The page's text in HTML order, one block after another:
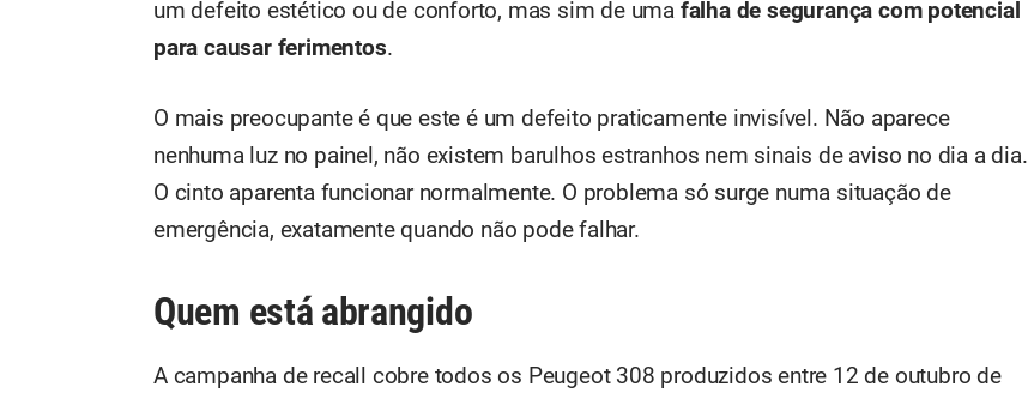
um defeito estético ou de conforto, mas sim de uma falha de segurança com potencial
para causar ferimentos.
O mais preocupante é que este é um defeito praticamente invisível. Não aparece
nenhuma luz no painel, não existem barulhos estranhos nem sinais de aviso no dia a dia.
O cinto aparenta funcionar normalmente. O problema só surge numa situação de
emergência, exatamente quando não pode falhar.
Quem está abrangido
A campanha de recall cobre todos os Peugeot 308 produzidos entre 12 de outubro de